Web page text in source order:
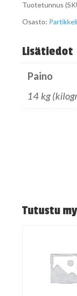
Tuotetunnus
Osasto:
Lisätiedot
Paino
14 kg
Tutustu